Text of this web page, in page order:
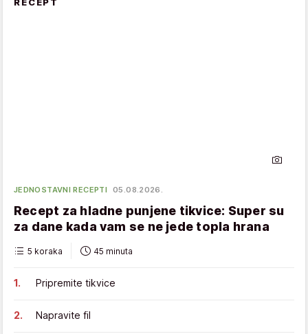
JEDNOSTAVNI RECEPTI 05.08.2026.
Recept za hladne punjene tikvice: Super su
za dane kada vam se ne jede topla hrana
5 koraka 45 minuta
Pripremite tikvice
Napravite fil